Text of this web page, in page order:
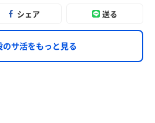
シェア 送る
のサ活をもっと見る